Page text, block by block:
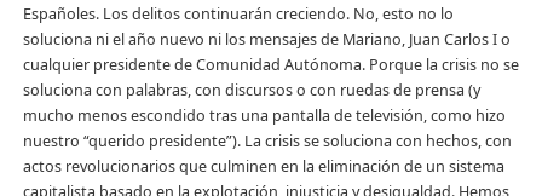
Españoles. Los delitos continuarán creciendo. No, esto no lo
soluciona ni el año nuevo ni los mensajes de Mariano, Juan Carlos I o
cualquier presidente de Comunidad Autónoma. Porque la crisis no se
soluciona con palabras, con discursos o con ruedas de prensa (y
mucho menos escondido tras una pantalla de televisión, como hizo
nuestro “querido presidente”). La crisis se soluciona con hechos, con
actos revolucionarios que culminen en la eliminación de un sistema
capitalista basado en la explotación, injusticia y desigualdad. Hemos